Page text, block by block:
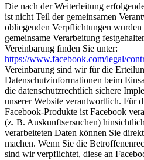
Die nach der Weiterleitung
ist nicht Teil der gemeinsamen
obliegenden Verpflichtungen
gemeinsame Verarbeitung
Vereinbarung finden Sie unter:
https://www.facebook.com/legal/
Vereinbarung sind wir für die
Datenschutzinformationen beim
die datenschutzrechtlich sichere
unserer Website verantwortlich. Für
Facebook-Produkte ist Facebook
(z. B. Auskunftsersuchen)
verarbeiteten Daten können Sie
machen. Wenn Sie die
sind wir verpflichtet, diese an